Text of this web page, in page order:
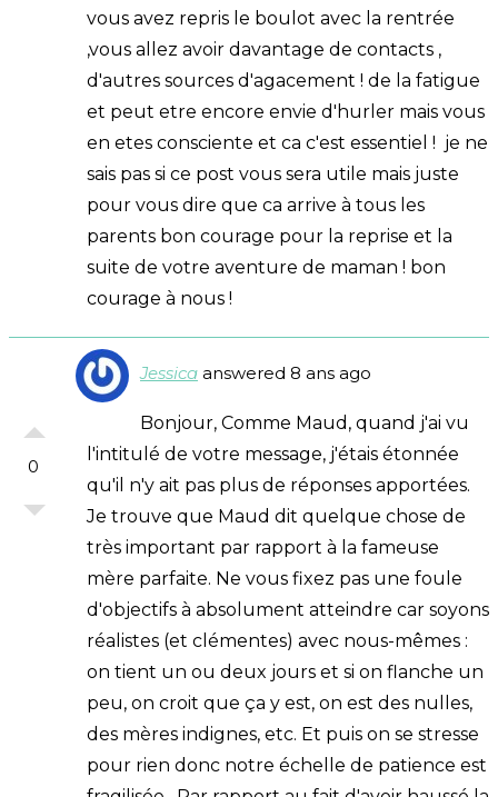
vous avez repris le boulot avec la rentrée
,vous allez avoir davantage de contacts ,
d'autres sources d'agacement ! de la fatigue
et peut etre encore envie d'hurler mais vous
en etes consciente et ca c'est essentiel ! je ne
sais pas si ce post vous sera utile mais juste
pour vous dire que ca arrive à tous les
parents bon courage pour la reprise et la
suite de votre aventure de maman ! bon
courage à nous !
0
Jessica answered 8 ans ago
Bonjour, Comme Maud, quand j'ai vu
l'intitulé de votre message, j'étais étonnée
qu'il n'y ait pas plus de réponses apportées.
Je trouve que Maud dit quelque chose de
très important par rapport à la fameuse
mère parfaite. Ne vous fixez pas une foule
d'objectifs à absolument atteindre car soyons
réalistes (et clémentes) avec nous-mêmes :
on tient un ou deux jours et si on flanche un
peu, on croit que ça y est, on est des nulles,
des mères indignes, etc. Et puis on se stresse
pour rien donc notre échelle de patience est